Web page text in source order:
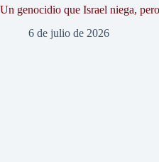
Un genocidio que Israel niega,
6 de julio de 2026